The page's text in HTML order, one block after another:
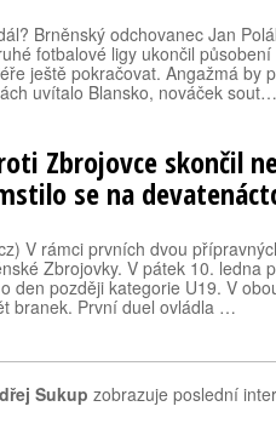
Brněnský odchovanec Jan
fotbalové ligy ukončil
ještě pokračovat. Angažmá by
uvítalo Blansko, nováček sout…
Zbrojovce skončil
se na
V rámci prvních dvou
Zbrojovky. V pátek 10. ledna
den později kategorie U19. V
branek. První duel ovládla …
Sukup zobrazuje poslední